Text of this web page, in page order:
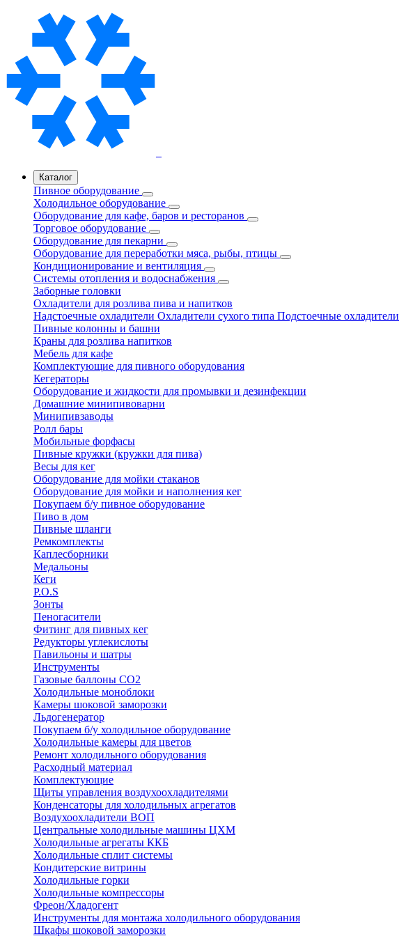
Каталог
Пивное оборудование
Холодильное оборудование
Оборудование для кафе, баров и ресторанов
Торговое оборудование
Оборудование для пекарни
Оборудование для переработки мяса, рыбы, птицы
Кондиционирование и вентиляция
Системы отопления и водоснабжения
Заборные головки
Охладители для розлива пива и напитков
Надстоечные охладители Охладители сухого типа Подстоечные охладители
Пивные колонны и башни
Краны для розлива напитков
Мебель для кафе
Комплектующие для пивного оборудования
Кегераторы
Оборудование и жидкости для промывки и дезинфекции
Домашние минипивоварни
Минипивзаводы
Ролл бары
Мобильные форфасы
Пивные кружки (кружки для пива)
Весы для кег
Оборудование для мойки стаканов
Оборудование для мойки и наполнения кег
Покупаем б/у пивное оборудование
Пиво в дом
Пивные шланги
Ремкомплекты
Каплесборники
Медальоны
Кеги
P.O.S
Зонты
Пеногасители
Фитинг для пивных кег
Редукторы углекислоты
Павильоны и шатры
Инструменты
Газовые баллоны CO2
Холодильные моноблоки
Камеры шоковой заморозки
Льдогенератор
Покупаем б/у холодильное оборудование
Холодильные камеры для цветов
Ремонт холодильного оборудования
Расходный материал
Комплектующие
Щиты управления воздухоохладителями
Конденсаторы для холодильных агрегатов
Воздухоохладители ВОП
Центральные холодильные машины ЦХМ
Холодильные агрегаты ККБ
Холодильные cплит системы
Кондитерские витрины
Холодильные горки
Холодильные компрессоры
Фреон/Хладогент
Инструменты для монтажа холодильного оборудования
Шкафы шоковой заморозки